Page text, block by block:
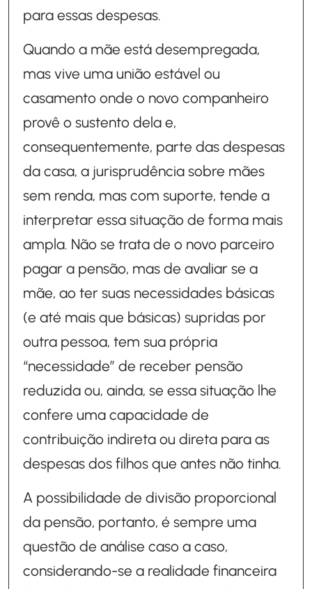
para essas despesas.
Quando a mãe está desempregada,
mas vive uma união estável ou
casamento onde o novo companheiro
provê o sustento dela e,
consequentemente, parte das despesas
da casa, a jurisprudência sobre mães
sem renda, mas com suporte, tende a
interpretar essa situação de forma mais
ampla. Não se trata de o novo parceiro
pagar a pensão, mas de avaliar se a
mãe, ao ter suas necessidades básicas
(e até mais que básicas) supridas por
outra pessoa, tem sua própria
“necessidade” de receber pensão
reduzida ou, ainda, se essa situação lhe
confere uma capacidade de
contribuição indireta ou direta para as
despesas dos filhos que antes não tinha.
A possibilidade de divisão proporcional
da pensão, portanto, é sempre uma
questão de análise caso a caso,
considerando-se a realidade financeira